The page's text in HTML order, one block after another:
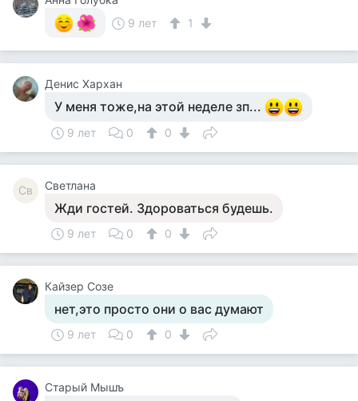
9 лет
1
Денис Хархан
У меня тоже,на этой неделе зп...
9 лет 0 0
Св Светлана
Жди гостей. Здороваться будешь.
9 лет 0 0
Кайзер Созе
нет,это просто они о вас думают
9 лет 0 0
Старый Мышъ